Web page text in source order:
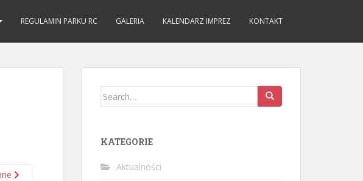
REGULAMIN PARKU RC GALERIA KALENDARZ IMPREZ KONTAKT
Search
KATEGORIE
Aktualności